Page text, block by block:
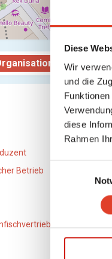
Diese
Wir
und die
diese
Rahmen
i
Betrieb
GmbH